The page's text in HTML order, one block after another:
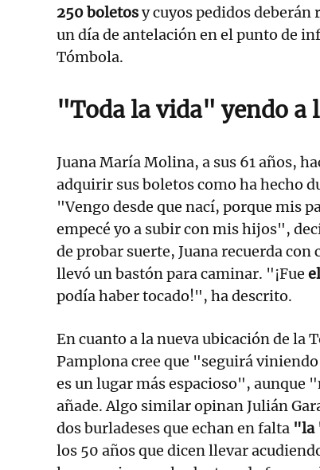
250 boletosy cuyos pedidos deberán
un día de antelación en el punto de
Tómbola.
"Toda la vida" yendo a
Juana María Molina, a sus 61 años,
adquirir sus boletos como ha hecho
"Vengo desde que nací, porque mis
empecé yo a subir con mis hijos",
de probar suerte, Juana recuerda con
llevó un bastón para caminar. "¡Fue
podía haber tocado!", ha descrito.
En cuanto a la nueva ubicación de la
Pamplona cree que "seguirá
es un lugar más espacioso", aunque
añade. Algo similar opinan Julián
dos burladeses que echan en falta "la
los 50 años que dicen llevar